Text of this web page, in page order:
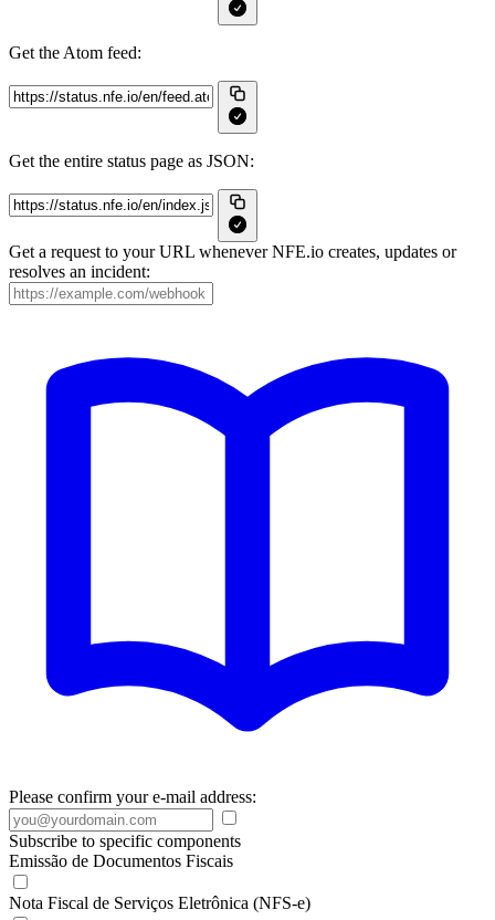
Get the Atom feed:
Get the entire status page as JSON:
Get a request to your URL whenever NFE.io creates, updates or
resolves an incident:
Please confirm your e-mail address:
Subscribe to specific components
Emissão de Documentos Fiscais
Nota Fiscal de Serviços Eletrônica (NFS-e)